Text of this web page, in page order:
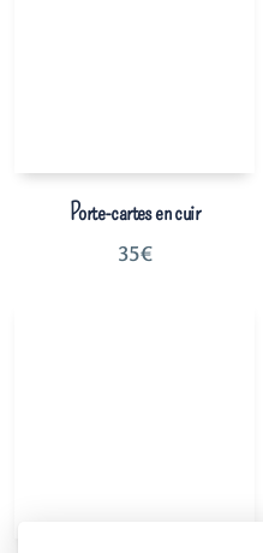
Porte-cartes en cuir
35€